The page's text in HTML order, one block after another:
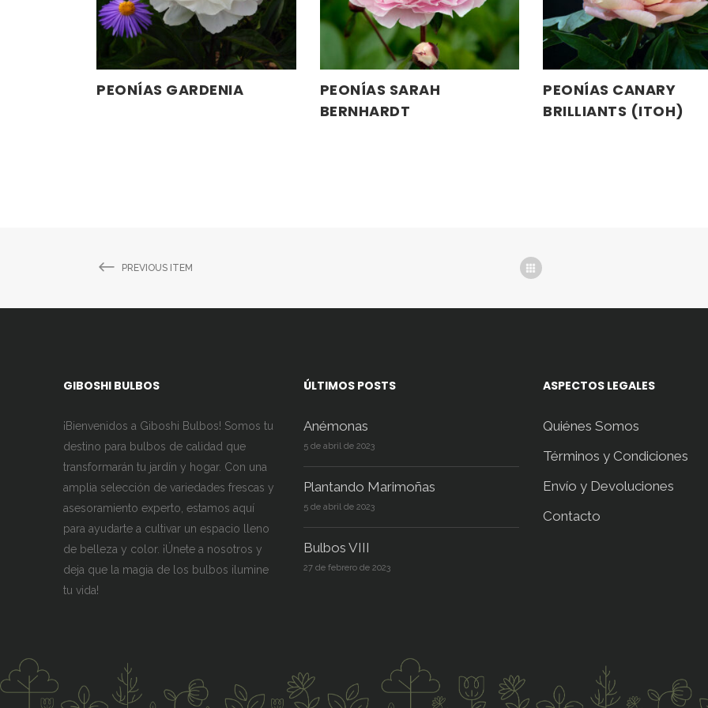
LEER MÁS
PEONÍAS GARDENIA LEER MÁS
PEONÍAS SARAH
BERNHARDT
LEER MÁS
PEONÍAS CANARY
BRILLIANTS (ITOH)
PREVIOUS ITEM
GIBOSHI BULBOS
¡Bienvenidos a Giboshi Bulbos! Somos tu
destino para bulbos de calidad que
transformarán tu jardín y hogar. Con una
amplia selección de variedades frescas y
asesoramiento experto, estamos aquí
para ayudarte a cultivar un espacio lleno
de belleza y color. ¡Únete a nosotros y
deja que la magia de los bulbos ilumine
tu vida!
ÚLTIMOS POSTS
Anémonas
5 de abril de 2023
Plantando Marimoñas
5 de abril de 2023
Bulbos VIII
27 de febrero de 2023
ASPECTOS LEGALES
Quiénes Somos
Términos y Condiciones
Envío y Devoluciones
Contacto